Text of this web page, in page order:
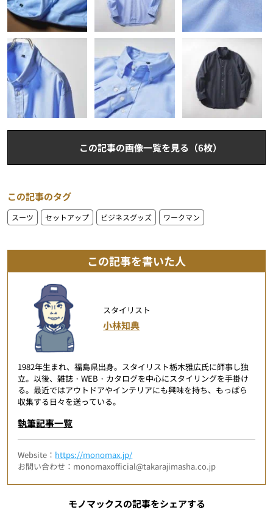
この記事の画像一覧を見る（6枚）
この記事のタグ
スーツ セットアップ ビジネスグッズ ワークマン
この記事を書いた人
スタイリスト
小林知典
1982年生まれ、福島県出身。スタイリスト栃木雅広氏に師事し独
立。以後、雑誌・WEB・カタログを中心にスタイリングを手掛け
る。最近ではアウトドアやインテリアにも興味を持ち、もっぱら
収集する日々を送っている。
執筆記事一覧
Website： https://monomax.jp/
お問い合わせ：monomaxofficial@takarajimasha.co.jp
モノマックスの記事をシェアする